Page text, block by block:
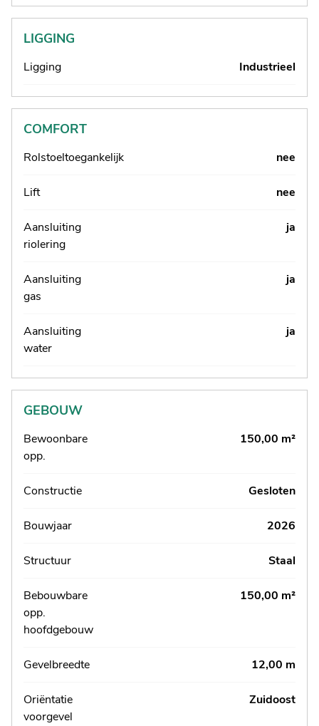
LIGGING
Ligging Industrieel
COMFORT
Rolstoeltoegankelijk nee
Lift nee
Aansluiting
riolering
ja
Aansluiting
gas
ja
Aansluiting
water
ja
GEBOUW
Bewoonbare
opp.
150,00 m²
Constructie Gesloten
Bouwjaar 2026
Structuur Staal
Bebouwbare
opp.
hoofdgebouw
150,00 m²
Gevelbreedte 12,00 m
Oriëntatie
voorgevel
Zuidoost